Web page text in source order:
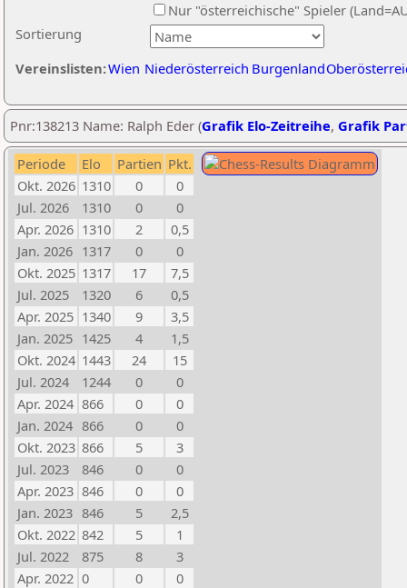
Sortierung
Nur "österreichische" Spieler
Vereinslisten:Wien Niederösterreich Burgenland
Pnr:138213 Name: Ralph Eder (Grafik Elo-Zeitreihe, Grafik
Periode Elo Partien Pkt.
Okt. 2026 1310 0
0
Jul. 2026
1310 0
0
Apr. 2026 1310 2
0,5
Jan. 2026 1317 0
0
Okt. 2025 1317 17
7,5
Jul. 2025
1320 6
0,5
Apr. 2025 1340 9
3,5
Jan. 2025 1425 4
1,5
Okt. 2024 1443 24
15
Jul. 2024
1244 0
0
Apr. 2024 866 0
0
Jan. 2024 866 0
0
Okt. 2023 866 5
3
Jul. 2023
846 0
0
Apr. 2023 846 0
0
Jan. 2023 846 5
2,5
Okt. 2022 842 5
1
Jul. 2022
875 8
3
Apr. 2022 0 0
0